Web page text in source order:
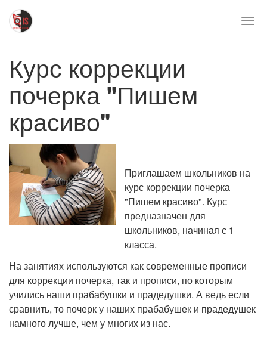
Перейти
основному
Курс коррекции
почерка "Пишем
красиво"
Приглашаем школьников на
курс коррекции почерка
"Пишем красиво". Курс
предназначен для
школьников, начиная с 1
класса.
На занятиях используются как современные прописи
для коррекции почерка, так и прописи, по которым
учились наши прабабушки и прадедушки. А ведь если
сравнить, то почерк у наших прабабушек и прадедушек
намного лучше, чем у многих из нас.